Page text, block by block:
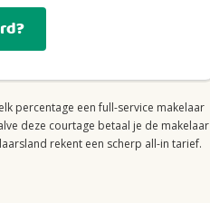
percentage een full-service makelaar
deze courtage betaal je de makelaar
rekent een scherp all-in tarief.